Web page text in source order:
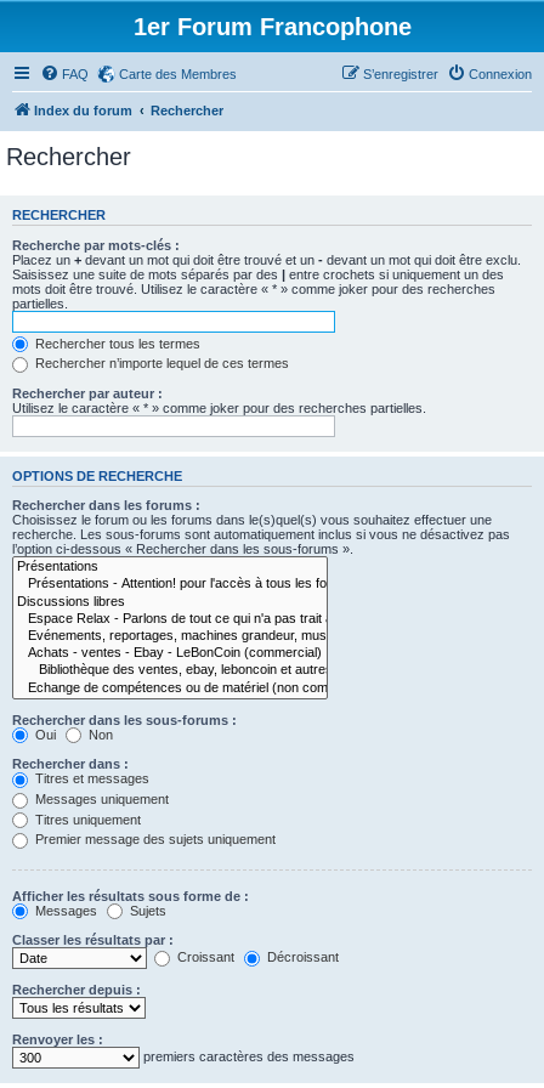
1er Forum Francophone
FAQ Carte des Membres Connexion
S’enregistrer
Index du forum Rechercher
Rechercher
RECHERCHER
Recherche par mots-clés :
Placez un + devant un mot qui doit être trouvé et un - devant un mot qui doit être exclu.
Saisissez une suite de mots séparés par des | entre crochets si uniquement un des
mots doit être trouvé. Utilisez le caractère « * » comme joker pour des recherches
partielles.
Rechercher tous les termes
Rechercher n’importe lequel de ces termes
Rechercher par auteur :
Utilisez le caractère « * » comme joker pour des recherches partielles.
OPTIONS DE RECHERCHE
Rechercher dans les forums :
Choisissez le forum ou les forums dans le(s)quel(s) vous souhaitez effectuer une
recherche. Les sous-forums sont automatiquement inclus si vous ne désactivez pas
l’option ci-dessous « Rechercher dans les sous-forums ».
Rechercher dans les sous-forums :
Oui
Non
Rechercher dans :
Titres et messages
Messages uniquement
Titres uniquement
Premier message des sujets uniquement
Afficher les résultats sous forme de :
Messages
Sujets
Classer les résultats par :
Croissant
Décroissant
Rechercher depuis :
Renvoyer les :
premiers caractères des messages